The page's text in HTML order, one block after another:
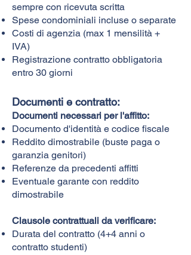
sempre con ricevuta scritta
Spese condominiali incluse o separate
Costi di agenzia (max 1 mensilità +
IVA)
Registrazione contratto obbligatoria
entro 30 giorni
Documenti e contratto:
Documenti necessari per l'affitto:
Documento d'identità e codice fiscale
Reddito dimostrabile (buste paga o
garanzia genitori)
Referenze da precedenti affitti
Eventuale garante con reddito
dimostrabile
Clausole contrattuali da verificare:
Durata del contratto (4+4 anni o
contratto studenti)